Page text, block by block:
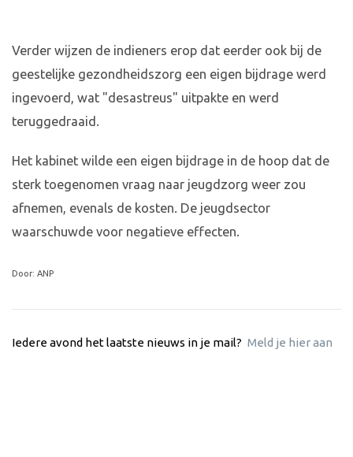
Verder wijzen de indieners erop dat eerder ook bij de
geestelijke gezondheidszorg een eigen bijdrage werd
ingevoerd, wat "desastreus" uitpakte en werd
teruggedraaid.
Het kabinet wilde een eigen bijdrage in de hoop dat de
sterk toegenomen vraag naar jeugdzorg weer zou
afnemen, evenals de kosten. De jeugdsector
waarschuwde voor negatieve effecten.
Door: ANP
Iedere avond het laatste nieuws in je mail? Meld je hier aan